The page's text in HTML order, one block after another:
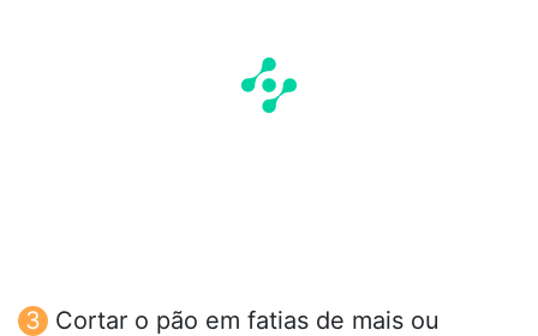
Cortar o pão em fatias de mais ou